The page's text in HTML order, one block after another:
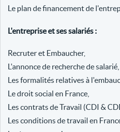
Le plan de financement de
L'entreprise et ses salariés :
Recruter et Embaucher,
L'annonce de recherche de salarié,
Les formalités relatives à
Le droit social en France,
Les contrats de Travail (CDI &
Les conditions de travail en